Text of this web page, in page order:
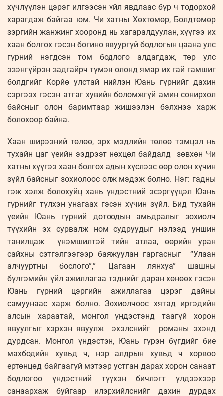
хүчлүүлэн цэрэг илгээсэн үйл явдлаас бүр ч тодорхой
харагдаж байгаа юм. Чи хатны Хөхтөмөр, Болдтөмөр
зэргийн жанжинг хооронд нь хагаралдуулан, хүүгээ их
хаан болгох гэсэн богино явуургүй бодлогын цаана улс
гүрний нэгдсэн том бодлого алдагдаж, төр улс
эзэнгүйрэн задгайрч түмэн олонд ямар их гай гамшиг
болдгийг Корйө улстай нийлэн Юань гүрнийг дахин
сэргээх гэсэн атгаг хувийн боломжгүй амин сонирхол
байсныг олон баримтаар жишээлэн бэлхнээ харж
болохоор байна.
Хаан ширээний төлөө, эрх мэдлийн төлөө тэмцэл нь
тухайн цаг үеийн ээдрээт нөхцөл байдалд зөвхөн Чи
хатны хүүгээ хаан болгох адын хүслээс өөр олон хүчин
зүйл байсныг зохиолоос олж мэдэж болно. Нэг: гадны
гэж хэлж болохуйц хань үндэстний эсэргүүцэл Юань
гүрнийг түлхэн унагаах гэсэн хүчин зүйл. Бид тухайн
үеийн Юань гүрний дотоодын амьдралыг зохиолч
түүхийн эх сурвалж ном судруудыг нэлээд уншин
танилцаж үнэмшилтэй тийн атлаа, өөрийн уран
сайхны сэтгэлгээгээр баяжуулан гаргасныг “Улаан
алчууртны бослого”,” Цагаан лянхуа” шашны
бүлгэмийн үйл ажиллагаа тэднийг даран хөнөөх гэсэн
Юань гүрний цэргийн ажиллагаа цэрэг дайны
самуунаас харж болно. Зохиолчоос хятад иргэдийн
алсын хараатай, монгол үндэстэнд таагүй хорон
явуулгыг хэрхэн явуулж эхэлснийг романы эхэнд
дурдсан. Монгол үндэстэн, Юань гүрэн бүгдийг бие
махбодийн хувьд ч, нэр алдрын хувьд ч хорвоо
ертөнцөд байгаагүй мэтээр устган дарах хорон санаат
бодлогоо үндэстний түүхэн бичлэгт үлдээхээр
санаархаж буйгаар илэрхийлснийг дахин дурдах